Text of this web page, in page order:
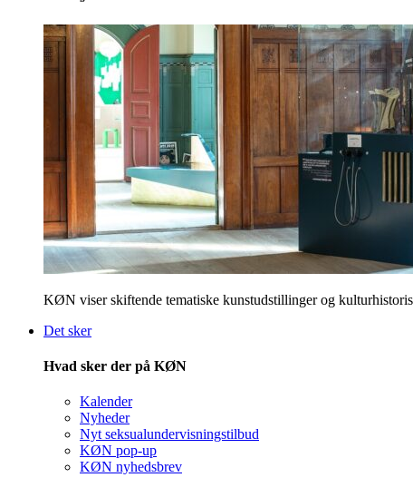
KØN viser skiftende tematiske kunstudstillinger og
Det sker
Hvad sker der på KØN
Kalender
Nyheder
Nyt seksualundervisningstilbud
KØN pop-up
KØN nyhedsbrev